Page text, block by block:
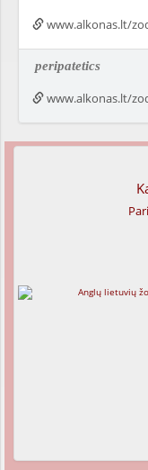
www.alkonas.lt/
peripatetics
www.alkonas.lt/